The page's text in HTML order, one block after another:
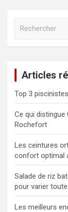
c
h
e
r
Articles
Top 3
Ce qui distingue
Rochefort
Les ceintures
confort optimal
Salade de riz
pour varier
Les meilleurs